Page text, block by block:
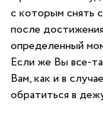
с которым снять
после
определенный
Если же Вы все-
Вам, как и в
обратиться в